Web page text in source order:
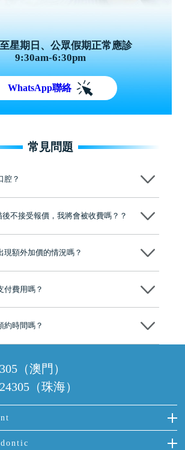
星期日、公眾假期正常應診
9:30am-6:30pm
WhatsApp聯絡
常見問題
腔？
業領袖品牌」，是諾貝爾種植系統全球放心植牙中
個國家和地區的顧客，受到粵港澳大灣區及周邊城
心，有任何問題都可以隨時預約免費咨詢，讓人十
不接受報價，我將會被收費嗎？？
現額外加價的情況嗎？
付費用嗎？
照當日匯率轉算收取費用，而匯率會及時告知客人
約時間嗎？
（澳門）
（珠海）